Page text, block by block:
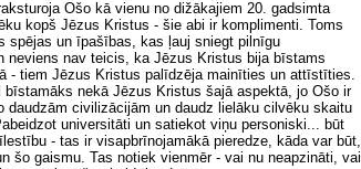
Ošo kā vienu no dižākajiem 20. gadsimta
kopš Jēzus Kristus - šie abi ir komplimenti. Toms
spējas un īpašības, kas ļauj sniegt pilnīgu
nav teicis, ka Jēzus Kristus bija bīstams
- tiem Jēzus Kristus palīdzēja mainīties un attīstīties.
nekā Jēzus Kristus šajā aspektā, jo Ošo ir
civilizācijām un daudz lielāku cilvēku skaitu
universitāti un satiekot viņu personiski... būt
- tas ir visapbrīnojamākā pieredze, kāda var būt,
šo gaismu. Tas notiek vienmēr - vai nu neapzināti, vai